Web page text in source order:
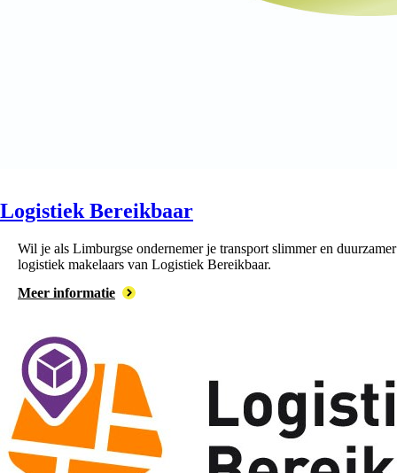
Logistiek Bereikbaar
Wil je als Limburgse ondernemer je transport slimmer en
logistiek makelaars van Logistiek Bereikbaar.
Meer informatie